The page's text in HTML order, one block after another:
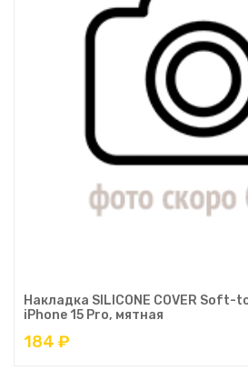
Накладка SILICONE COVER Soft-
iPhone 15 Pro, мятная
184 ₽